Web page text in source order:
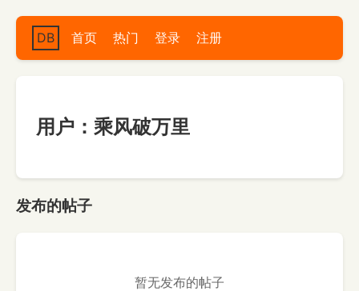
DB 首页 热门 登录 注册
用户：乘风破万里
发布的帖子
暂无发布的帖子